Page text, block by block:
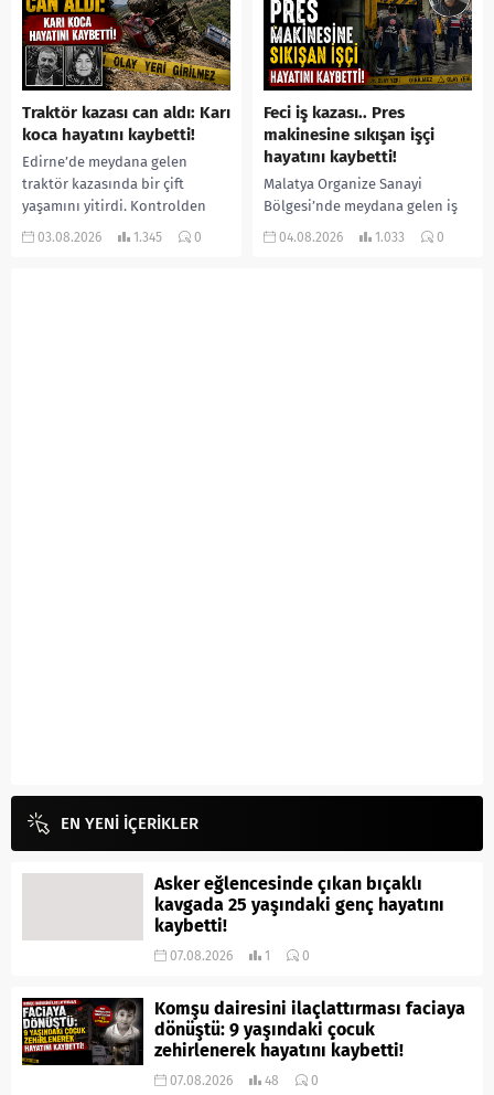
özür videosu çektirip... aştığı belirtilirken, sağlık...
Traktör kazası can aldı: Karı
koca hayatını kaybetti!
Edirne’de meydana gelen
traktör kazasında bir çift
yaşamını yitirdi. Kontrolden
çıkarak devrilen traktörün
03.08.2026 1.345 0
Feci iş kazası.. Pres
makinesine sıkışan işçi
hayatını kaybetti!
Malatya Organize Sanayi
Bölgesi’nde meydana gelen iş
kazasında, pres makinesine
04.08.2026 1.033 0
EN YENİ İÇERİKLER
Asker eğlencesinde çıkan bıçaklı
kavgada 25 yaşındaki genç hayatını
kaybetti!
07.08.2026 1 0
Komşu dairesini ilaçlattırması faciaya
dönüştü: 9 yaşındaki çocuk
zehirlenerek hayatını kaybetti!
07.08.2026 48 0